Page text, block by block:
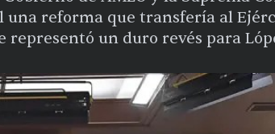
reforma que transfería al
un duro revés para